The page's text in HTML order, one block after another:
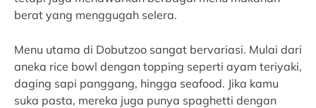
berat yang menggugah selera.
Menu utama di Dobutzoo sangat bervariasi. Mulai dari
aneka rice bowl dengan topping seperti ayam teriyaki,
daging sapi panggang, hingga seafood. Jika kamu
suka pasta, mereka juga punya spaghetti dengan